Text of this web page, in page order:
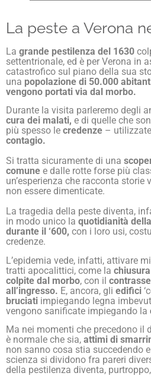
La peste a Verona
La grande pestilenza del 1630
settentrionale, ed è per Verona in
catastrofico sul piano della sua
una popolazione di 50.000
vengono portati via dal morbo.
Durante la visita parleremo degli
cura dei malati, e di quelle che
più spesso le credenze –
contagio.
Si tratta sicuramente di una
comune e dalle rotte forse più
un’esperienza che racconta storie
non essere dimenticate.
La tragedia della peste diventa,
in modo unico la quotidianità
durante il ‘600, con i loro usi,
credenze.
L’epidemia vede, infatti, attivare
tratti apocalittici, come la
colpite dal morbo, con il
all’ingresso. E, ancora, gli edifici
bruciati impiegando legna
vengono sanificate impiegando la
Ma nei momenti che precedono il
è normale che sia, attimi di
non sanno cosa stia succedendo
scienza si dividono fra pareri
della pestilenza diventa,